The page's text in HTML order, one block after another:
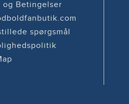
og Betingelser
spørgsmål